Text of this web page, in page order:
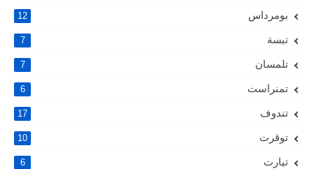
بومرداس 12
تبسة 7
تلمسان 7
تمنراست 6
تندوف 17
توقرت 10
تيارت 6